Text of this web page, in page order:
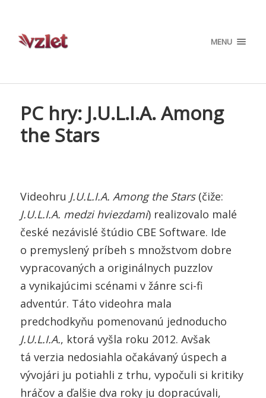
MENU
PC hry: J.U.L.I.A. Among
the Stars
Videohru J.U.L.I.A. Among the Stars(čiže:
J.U.L.I.A. medzi hviezdami) realizovalo malé
české nezávislé štúdio CBE Software. Ide
o premyslený príbeh s množstvom dobre
vypracovaných a originálnych puzzlov
a vynikajúcimi scénami v žánre sci-fi
adventúr. Táto videohra mala
predchodkyňu pomenovanú jednoducho
J.U.L.I.A., ktorá vyšla roku 2012. Avšak
tá verzia nedosiahla očakávaný úspech a
vývojári ju potiahli z trhu, vypočuli si kritiky
hráčov a ďalšie dva roky ju dopracúvali,